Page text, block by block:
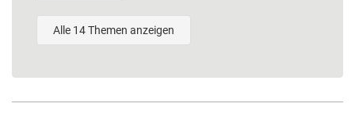
Alle 14 Themen anzeigen